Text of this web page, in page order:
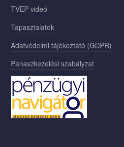
TVEP videó
Tapasztalatok
Adatvédelmi tájékoztató (GDPR)
Panaszkezelési szabályzat